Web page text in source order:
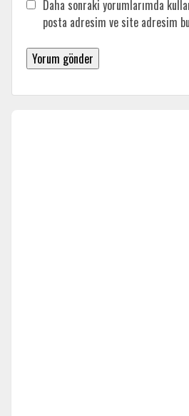
Daha sonraki yorumlarımda
posta adresim ve site adresim